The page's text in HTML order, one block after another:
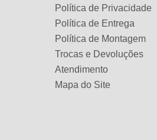
Política de Privacidade
Política de Entrega
Política de Montagem
Trocas e Devoluções
Atendimento
Mapa do Site